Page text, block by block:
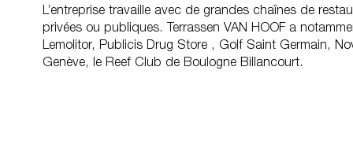
L’entreprise travaille avec de grandes chaînes de
privées ou publiques. Terrassen VAN HOOF a
Lemolitor, Publicis Drug Store , Golf Saint Germain,
Genève, le Reef Club de Boulogne Billancourt.